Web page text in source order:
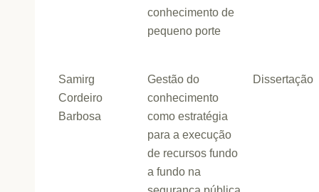
conhecimento de
pequeno porte
Samirg
Cordeiro
Barbosa
Gestão do
conhecimento
como estratégia
para a execução
de recursos fundo
a fundo na
Dissertação